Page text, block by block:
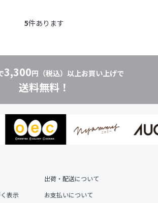
5件あります
3,300円（税込）以上お買い上げで
送料無料！
出荷・配送について
表示
お支払いについて